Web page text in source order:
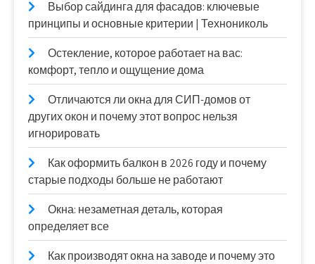
Выбор сайдинга для фасадов: ключевые
принципы и основные критерии | Технониколь
Остекление, которое работает на вас:
комфорт, тепло и ощущение дома
Отличаются ли окна для СИП-домов от
других окон и почему этот вопрос нельзя
игнорировать
Как оформить балкон в 2026 году и почему
старые подходы больше не работают
Окна: незаметная деталь, которая
определяет все
Как производят окна на заводе и почему это